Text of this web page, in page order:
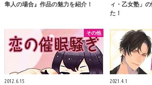
隼人の場合』作品の魅力を紹介！
ィ・乙女塾」
た！
その他
2012.6.15 2021.4.1